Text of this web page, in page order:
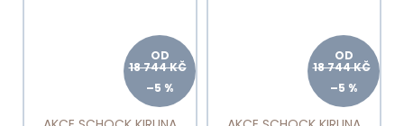
OD
18 744 KČ
–5 %
OD
18 744 KČ
–5 %